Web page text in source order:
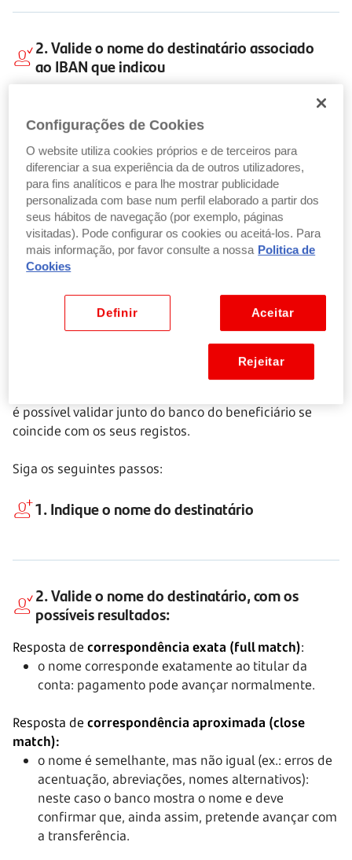
2. Valide o nome do destinatárioassociado
ao IBAN que indicou
3. Indique omontanteda transferência e
confirme os dados
Dúvidas? Ler perguntas e respostas
Como posso validar um destinatário no
Espaço SEPA?
, sempre que se
é possível validar junto do banco do beneficiário se
coincide com os seus registos.
Siga os seguintes passos:
1. Indique o nome do destinatário
2. Valide o nome do destinatário, com os
possíveis resultados:
Resposta de correspondência exata (full match):
o nome corresponde exatamente ao titular da
conta: pagamento pode avançar normalmente.
Resposta de correspondência aproximada (close
match):
o nome é semelhante, mas não igual (ex.: erros de
acentuação, abreviações, nomes alternativos):
neste caso o banco mostra o nome e deve
confirmar que, ainda assim, pretende avançar com
a transferência.
Configurações de Cookies
O website utiliza cookies próprios e de terceiros para
diferenciar a sua experiência da de outros utilizadores,
para fins analíticos e para lhe mostrar publicidade
personalizada com base num perfil elaborado a partir dos
seus hábitos de navegação (por exemplo, páginas
visitadas). Pode configurar os cookies ou aceitá-los. Para
mais informação, por favor consulte a nossa Politica de
Cookies
Aceitar
Definir
Rejeitar